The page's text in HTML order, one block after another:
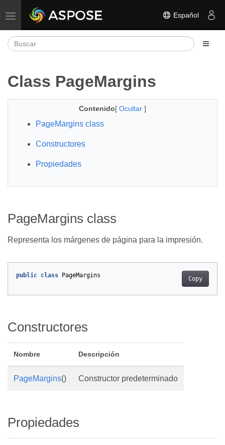
Alternar navegación Español
Class PageMargins
Contenido[ Ocultar ]
PageMargins class
Constructores
Propiedades
PageMargins class
Representa los márgenes de página para la impresión.
Copy
public class PageMargins
Constructores
Nombre Descripción
PageMargins() Constructor predeterminado
Propiedades